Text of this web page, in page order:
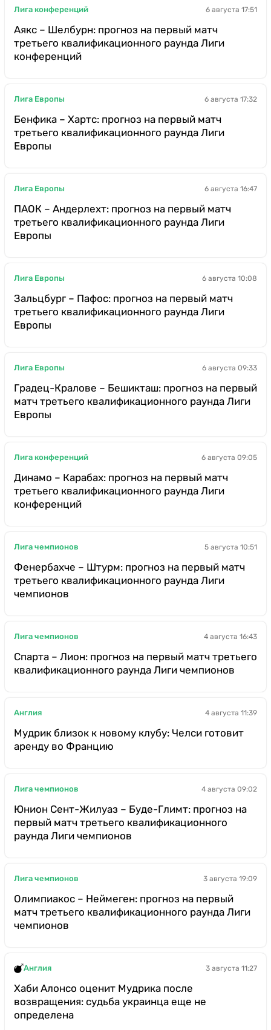
Лига конференций 6 августа 17:51
Аякс – Шелбурн: прогноз на первый матч
третьего квалификационного раунда Лиги
конференций
Лига Европы 6 августа 17:32
Бенфика – Хартс: прогноз на первый матч
третьего квалификационного раунда Лиги
Европы
Лига Европы 6 августа 16:47
ПАОК – Андерлехт: прогноз на первый матч
третьего квалификационного раунда Лиги
Европы
Лига Европы 6 августа 10:08
Зальцбург – Пафос: прогноз на первый матч
третьего квалификационного раунда Лиги
Европы
Лига Европы 6 августа 09:33
Градец-Кралове – Бешикташ: прогноз на первый
матч третьего квалификационного раунда Лиги
Европы
Лига конференций 6 августа 09:05
Динамо – Карабах: прогноз на первый матч
третьего квалификационного раунда Лиги
конференций
Лига чемпионов 5 августа 10:51
Фенербахче – Штурм: прогноз на первый матч
третьего квалификационного раунда Лиги
чемпионов
Лига чемпионов 4 августа 16:43
Спарта – Лион: прогноз на первый матч третьего
квалификационного раунда Лиги чемпионов
Англия 4 августа 11:39
Мудрик близок к новому клубу: Челси готовит
аренду во Францию
Лига чемпионов 4 августа 09:02
Юнион Сент-Жилуаз – Буде-Глимт: прогноз на
первый матч третьего квалификационного
раунда Лиги чемпионов
Лига чемпионов 3 августа 19:09
Олимпиакос – Неймеген: прогноз на первый
матч третьего квалификационного раунда Лиги
чемпионов
Англия 3 августа 11:27
Хаби Алонсо оценит Мудрика после
возвращения: судьба украинца еще не
определена